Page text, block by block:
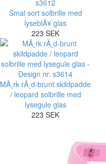
Smal sort solbrille med
lyseblÃ¥ glas
223 SEK
MÃ¸rk rÃ¸d-brunt skildpadde
/ leopard solbrille med
lysegule glas
223 SEK